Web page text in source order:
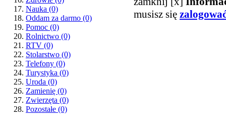
Nauka (0)
Oddam za darmo (0)
Pomoc (0)
Rolnictwo (0)
RTV (0)
Stolarstwo (0)
Telefony (0)
Turystyka (0)
Uroda (0)
Zamienię (0)
Zwierzęta (0)
Pozostałe (0)
musisz się